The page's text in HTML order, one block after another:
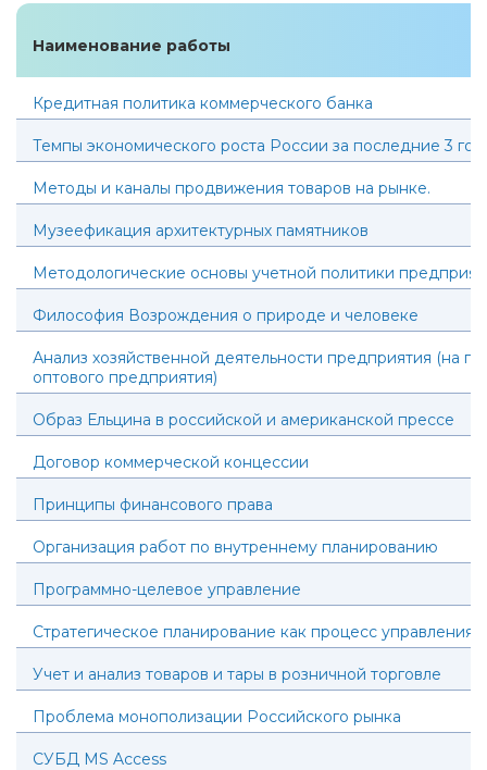
Наименование работы
Кредитная политика коммерческого банка
Темпы экономического роста России за последние 3
Методы и каналы продвижения товаров на рынке.
Музеефикация архитектурных памятников
Методологические основы учетной политики
Философия Возрождения о природе и человеке
Анализ хозяйственной деятельности предприятия (на
оптового предприятия)
Образ Ельцина в российской и американской прессе
Договор коммерческой концессии
Принципы финансового права
Организация работ по внутреннему планированию
Программно-целевое управление
Стратегическое планирование как процесс управления
Учет и анализ товаров и тары в розничной торговле
Проблема монополизации Российского рынка
СУБД MS Access